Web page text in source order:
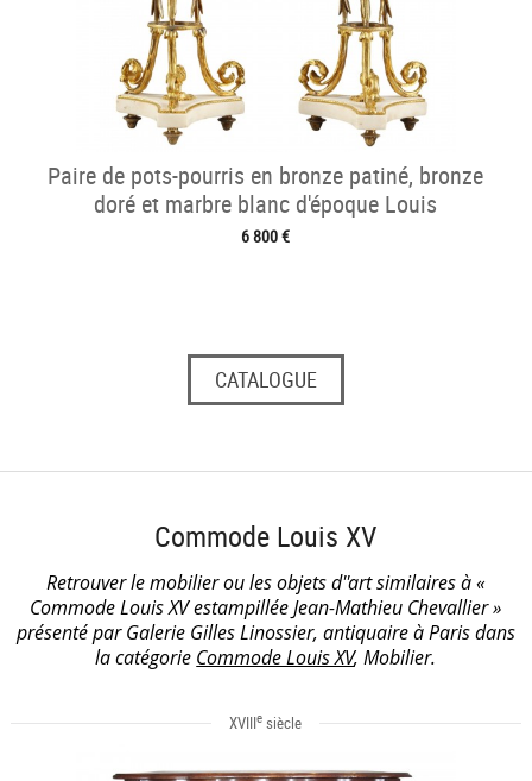
Paire de pots-pourris en bronze patiné, bronze
doré et marbre blanc d'époque Louis
6 800 €
CATALOGUE
Commode Louis XV
Retrouver le mobilier ou les objets d''art similaires à «
Commode Louis XV estampillée Jean-Mathieu Chevallier »
présenté par Galerie Gilles Linossier, antiquaire à Paris dans
la catégorie Commode Louis XV, Mobilier.
XVIIIe siècle